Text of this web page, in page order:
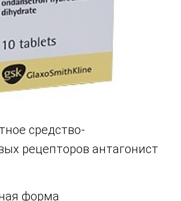
средство-
рецепторов антагонист
форма